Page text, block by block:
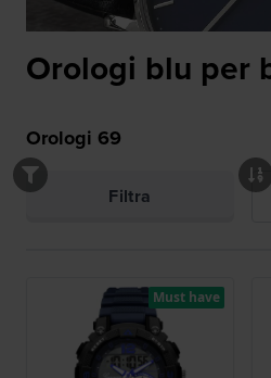
Orologi blu per
Orologi 69
Filtra
Must have